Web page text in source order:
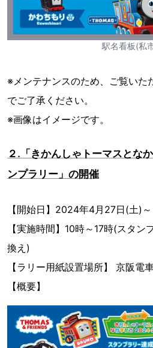
駅名看板(私
※メンテナンスのため、ご覧いた
でご了承ください。
※画像はイメージです。
２.「きかんしゃトーマスと
ンプラリー」の開催
【開始日】2024年4月27日(土)～
【実施時間】10時～17時(スタン
換え)
【ラリー用紙設置場所】 京阪電
【概要】